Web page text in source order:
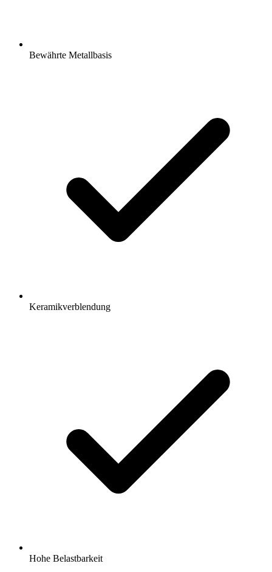
Bewährte Metallbasis
Keramikverblendung
Hohe Belastbarkeit